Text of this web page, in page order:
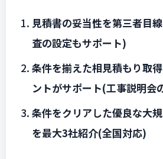
見積書の妥当性を第三者目
査の設定もサポート)
条件を揃えた相見積もり取
ントがサポート(工事説明会
条件をクリアした優良な大
を最大3社紹介(全国対応)